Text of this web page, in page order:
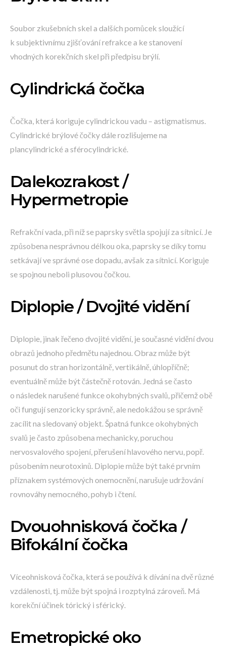
Soubor zkušebních skel a dalších pomůcek sloužící
k subjektivnímu zjišťování refrakce a ke stanovení
vhodných korekčních skel při předpisu brýlí.
Cylindrická čočka
Čočka, která koriguje cylindrickou vadu – astigmatismus.
Cylindrické brýlové čočky dále rozlišujeme na
plancylindrické a sférocylindrické.
Dalekozrakost /
Hypermetropie
Refrakční vada, při níž se paprsky světla spojují za sítnicí. Je
způsobena nesprávnou délkou oka, paprsky se díky tomu
setkávají ve správné ose dopadu, avšak za sítnicí. Koriguje
se spojnou neboli plusovou čočkou.
Diplopie / Dvojité vidění
Diplopie, jinak řečeno dvojité vidění, je současné vidění dvou
obrazů jednoho předmětu najednou. Obraz může být
posunut do stran horizontálně, vertikálně, úhlopříčně;
eventuálně může být částečně rotován. Jedná se často
o následek narušené funkce okohybných svalů, přičemž obě
oči fungují senzoricky správně, ale nedokážou se správně
zacílit na sledovaný objekt. Špatná funkce okohybných
svalů je často způsobena mechanicky, poruchou
nervosvalového spojení, přerušení hlavového nervu, popř.
působením neurotoxinů. Diplopie může být také prvním
příznakem systémových onemocnění, narušuje udržování
rovnováhy nemocného, pohyb i čtení.
Dvouohnisková čočka /
Bifokální čočka
Víceohnisková čočka, která se používá k dívání na dvě různé
vzdálenosti, tj. může být spojná i rozptylná zároveň. Má
korekční účinek tórický i sférický.
Emetropické oko